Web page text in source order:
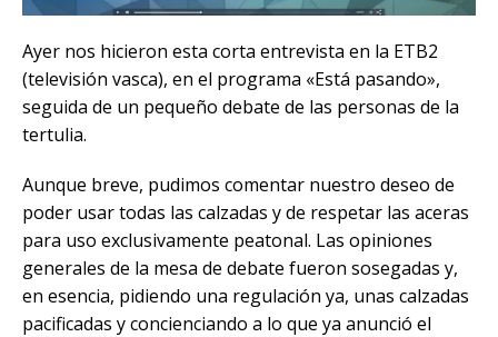
Ayer nos hicieron esta corta entrevista en la ETB2
(televisión vasca), en el programa «Está pasando»,
seguida de un pequeño debate de las personas de la
tertulia.
Aunque breve, pudimos comentar nuestro deseo de
poder usar todas las calzadas y de respetar las aceras
para uso exclusivamente peatonal. Las opiniones
generales de la mesa de debate fueron sosegadas y,
en esencia, pidiendo una regulación ya, unas calzadas
pacificadas y concienciando a lo que ya anunció el